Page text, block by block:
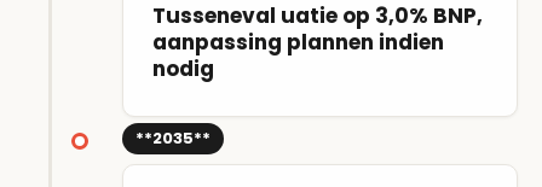
Tusseneval uatie op 3,0% BNP,
aanpassing plannen indien
nodig
**2035**